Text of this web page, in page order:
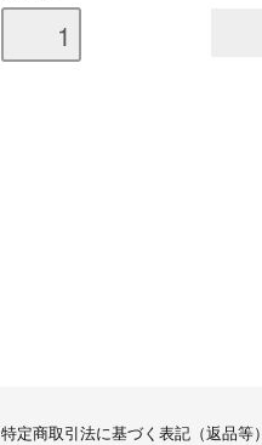
特定商取引法に基づく表記（返品等）